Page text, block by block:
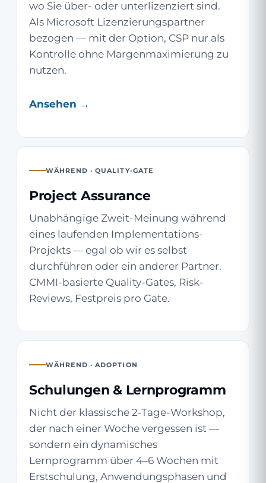
wo Sie über- oder unterlizenziert sind.
Als Microsoft Lizenzierungspartner
bezogen — mit der Option, CSP nur als
Kontrolle ohne Margenmaximierung zu
nutzen.
Ansehen →
WÄHREND · QUALITY-GATE
Project Assurance
Unabhängige Zweit-Meinung während
eines laufenden Implementations-
Projekts — egal ob wir es selbst
durchführen oder ein anderer Partner.
CMMI-basierte Quality-Gates, Risk-
Reviews, Festpreis pro Gate.
WÄHREND · ADOPTION
Schulungen & Lernprogramm
Nicht der klassische 2-Tage-Workshop,
der nach einer Woche vergessen ist —
sondern ein dynamisches
Lernprogramm über 4–6 Wochen mit
Erstschulung, Anwendungsphasen und